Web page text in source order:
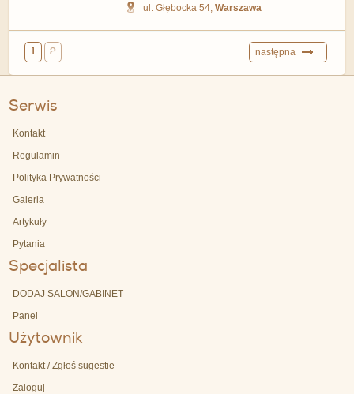
ul. Głębocka 54,Warszawa
1 2 następna
Serwis
Kontakt
Regulamin
Polityka Prywatności
Galeria
Artykuły
Pytania
Specjalista
DODAJ SALON/GABINET
Panel
Użytownik
Kontakt / Zgłoś sugestie
Zaloguj